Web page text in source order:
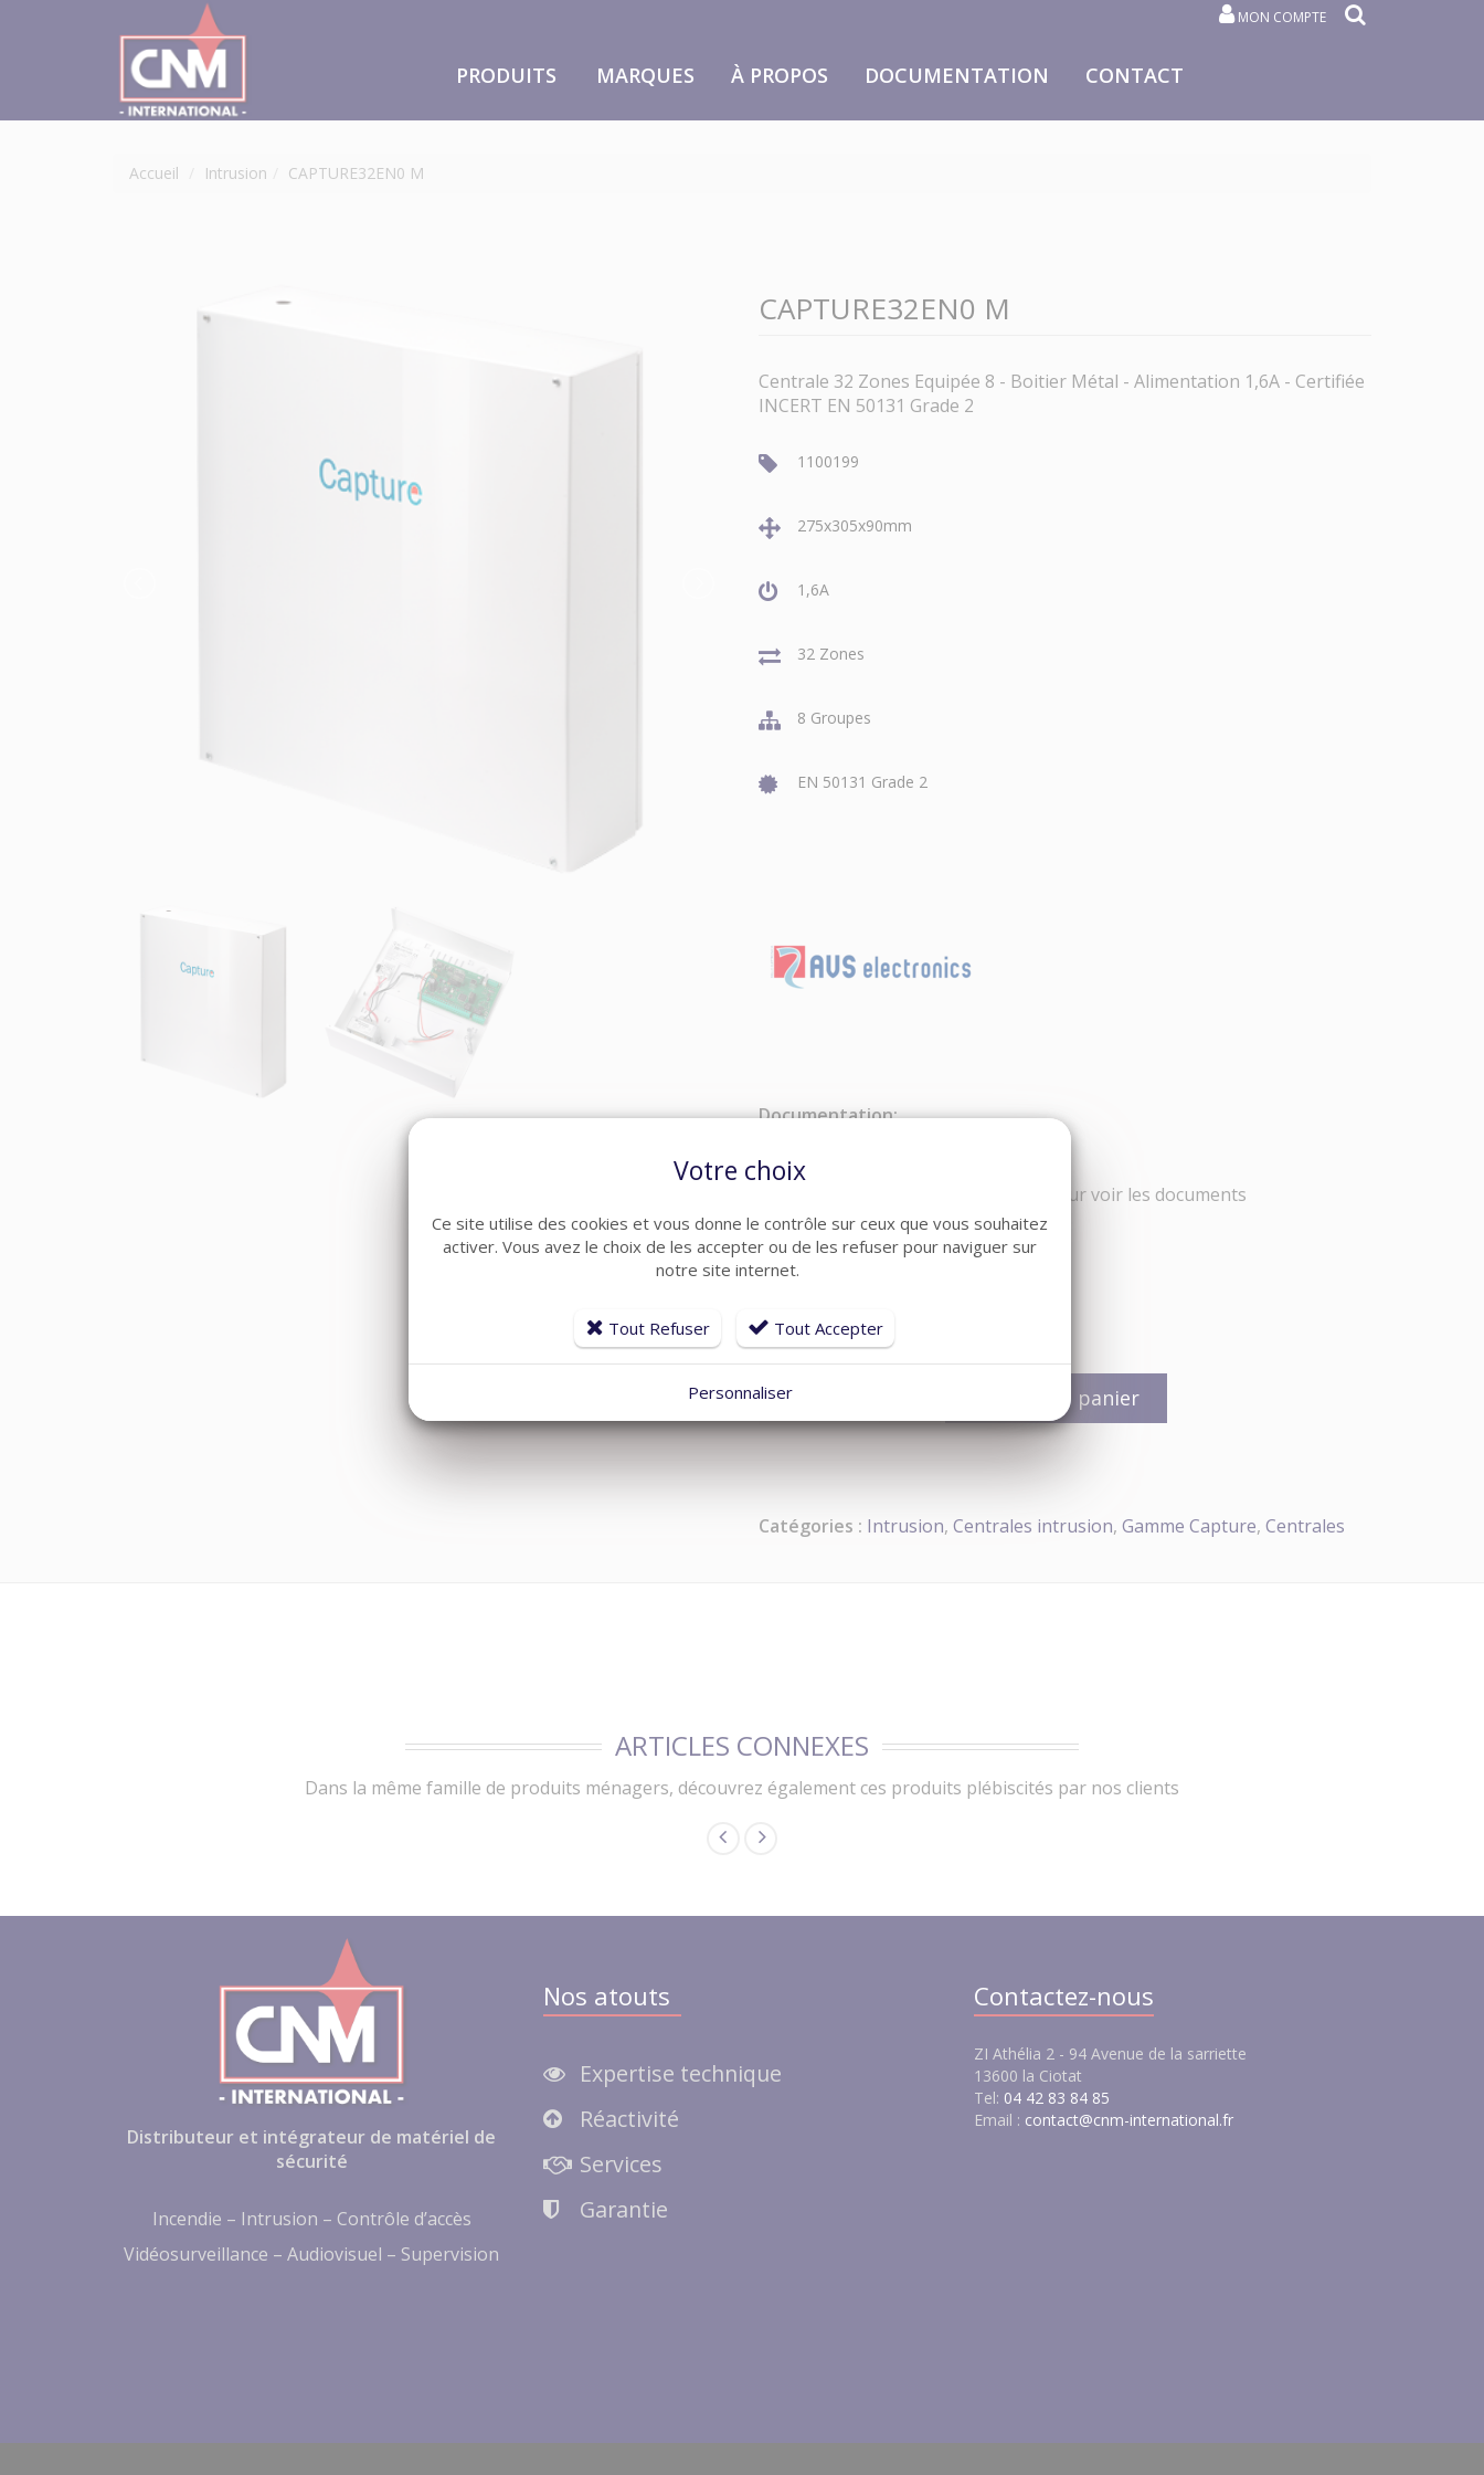
MON COMPTE
PRODUITS MARQUES À PROPOS DOCUMENTATION CONTACT
Accueil Intrusion CAPTURE32EN0 M
CAPTURE32EN0 M
Centrale 32 Zones Equipée 8 - Boitier Métal - Alimentation 1,6A - Certifiée
INCERT EN 50131 Grade 2
1100199
275x305x90mm
1,6A
32 Zones
8 Groupes
EN 50131 Grade 2
Documentation:
pour voir les documents
313,24 €
QUANTITÉ
- Ajouter au panier
Catégories : Intrusion, Centrales intrusion, Gamme Capture, Centrales
ARTICLES CONNEXES
Dans la même famille de produits ménagers, découvrez également ces produits plébiscités par nos clients
Distributeur et intégrateur de matériel de
sécurité
Incendie – Intrusion – Contrôle d’accès
Vidéosurveillance – Audiovisuel – Supervision
Nos atouts
Expertise technique
Réactivité
Services
Garantie
Contactez-nous
ZI Athélia 2 - 94 Avenue de la sarriette
13600 la Ciotat
Tel: 04 42 83 84 85
Email : contact@cnm-international.fr
Votre choix
Ce site utilise des cookies et vous donne le contrôle sur ceux que vous souhaitez
activer. Vous avez le choix de les accepter ou de les refuser pour naviguer sur
notre site internet.
Tout Refuser Tout Accepter
Personnaliser